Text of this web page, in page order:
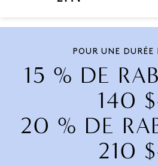
POUR UNE DURÉE
15 % DE
140
20 % DE
210